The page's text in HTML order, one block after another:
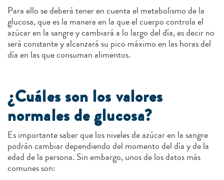
Para ello se deberá tener en cuenta el metabolismo de la
glucosa, que es la manera en la que el cuerpo controla el
azúcar en la sangre y cambiará a lo largo del día, es decir no
será constante y alcanzará su pico máximo en las horas del
día en las que consuman alimentos.
¿Cuáles son los valores
normales de glucosa?
Es importante saber que los niveles de azúcar en la sangre
podrán cambiar dependiendo del momento del día y de la
edad de la persona. Sin embargo, unos de los datos más
comunes son: